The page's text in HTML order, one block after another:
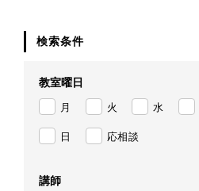
検索条件
教室曜日
月 火 水
日 応相談
講師